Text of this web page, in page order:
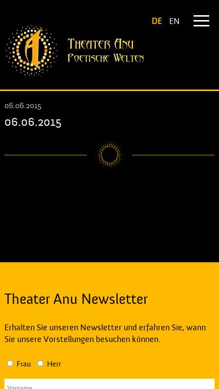
DE EN
06.06.2015
06.06.2015
Theater Anu Newsletter
Erhalten Sie unseren Newsletter und erfahren Sie, wann
Sie unsere Vorstellungen besuchen können.
Frau Herr